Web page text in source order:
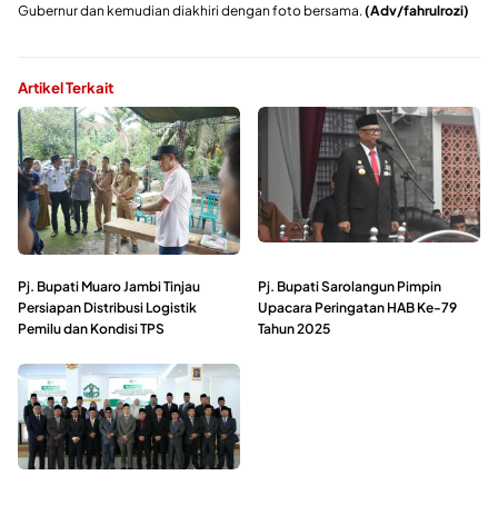
Gubernur dan kemudian diakhiri dengan foto bersama.(Adv/fahrulrozi)
Artikel Terkait
Pj. Bupati Muaro Jambi Tinjau
Persiapan Distribusi Logistik
Pemilu dan Kondisi TPS
Pj. Bupati Sarolangun Pimpin
Upacara Peringatan HAB Ke-79
Tahun 2025